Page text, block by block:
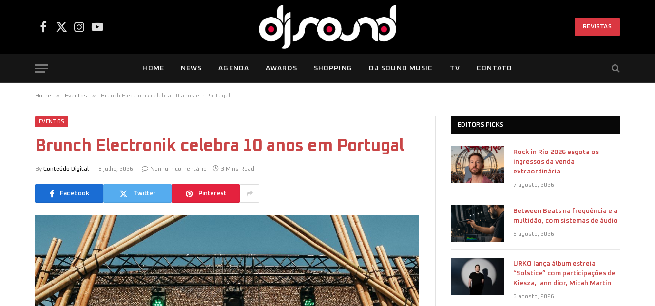
Facebook
X
InstagramYouTube
REVISTAS
HOME NEWS AGENDA AWARDS SHOPPING DJ SOUND MUSIC TV CONTATO
Home » Eventos » Brunch Electronik celebra 10 anos em Portugal
EVENTOS
Brunch Electronik celebra 10 anos em Portugal
By Conteúdo Digital 8 julho, 2026 Nenhum comentário 3 Mins Read
Facebook Twitter Pinterest
EDITORS PICKS
Rock in Rio 2026 esgota os
ingressos da venda
extraordinária
7 agosto, 2026
Between Beats na frequência e a
multidão, com sistemas de áudio
6 agosto, 2026
URKO lança álbum estreia
“Solstice” com participações de
Kiesza, iann dior, Micah Martin
6 agosto, 2026